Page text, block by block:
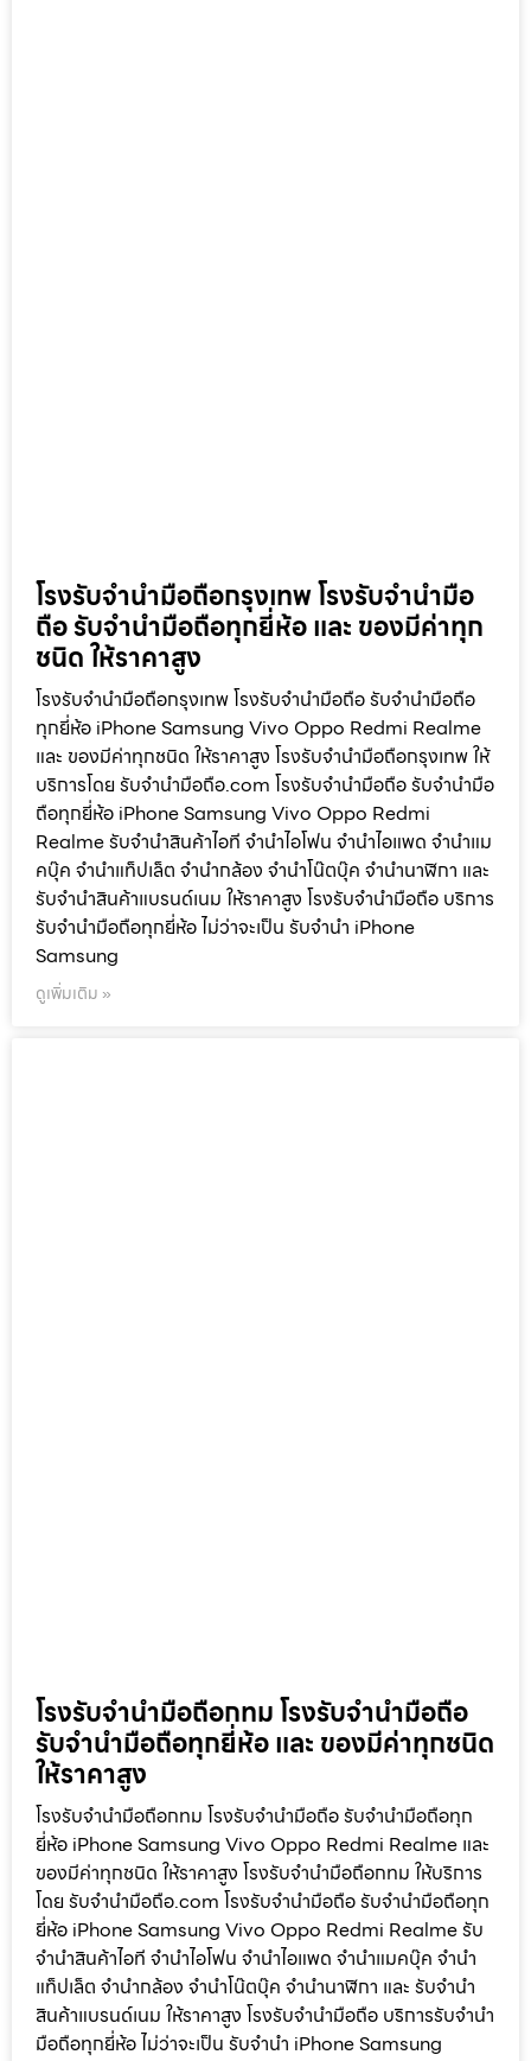
โรงรับจำนำมือถือกรุงเทพ โรงรับจำนำมือ
ถือ รับจำนำมือถือทุกยี่ห้อ และ ของมีค่าทุก
ชนิด ให้ราคาสูง
โรงรับจำนำมือถือกรุงเทพ โรงรับจำนำมือถือ รับจำนำมือถือ
ทุกยี่ห้อ iPhone Samsung Vivo Oppo Redmi Realme
และ ของมีค่าทุกชนิด ให้ราคาสูง โรงรับจำนำมือถือกรุงเทพ ให้
บริการโดย รับจํานํามือถือ.com โรงรับจำนำมือถือ รับจำนำมือ
ถือทุกยี่ห้อ iPhone Samsung Vivo Oppo Redmi
Realme รับจำนำสินค้าไอที จำนำไอโฟน จำนำไอแพด จำนำแม
คบุ๊ค จำนำแท็ปเล็ต จำนำกล้อง จำนำโน๊ตบุ๊ค จำนำนาฬิกา และ
รับจำนำสินค้าแบรนด์เนม ให้ราคาสูง โรงรับจำนำมือถือ บริการ
รับจำนำมือถือทุกยี่ห้อ ไม่ว่าจะเป็น รับจำนำ iPhone
Samsung
ดูเพิ่มเติม »
โรงรับจำนำมือถือกทม โรงรับจำนำมือถือ
รับจำนำมือถือทุกยี่ห้อ และ ของมีค่าทุกชนิด
ให้ราคาสูง
โรงรับจำนำมือถือกทม โรงรับจำนำมือถือ รับจำนำมือถือทุก
ยี่ห้อ iPhone Samsung Vivo Oppo Redmi Realme และ
ของมีค่าทุกชนิด ให้ราคาสูง โรงรับจำนำมือถือกทม ให้บริการ
โดย รับจํานํามือถือ.com โรงรับจำนำมือถือ รับจำนำมือถือทุก
ยี่ห้อ iPhone Samsung Vivo Oppo Redmi Realme รับ
จำนำสินค้าไอที จำนำไอโฟน จำนำไอแพด จำนำแมคบุ๊ค จำนำ
แท็ปเล็ต จำนำกล้อง จำนำโน๊ตบุ๊ค จำนำนาฬิกา และ รับจำนำ
สินค้าแบรนด์เนม ให้ราคาสูง โรงรับจำนำมือถือ บริการรับจำนำ
มือถือทุกยี่ห้อ ไม่ว่าจะเป็น รับจำนำ iPhone Samsung